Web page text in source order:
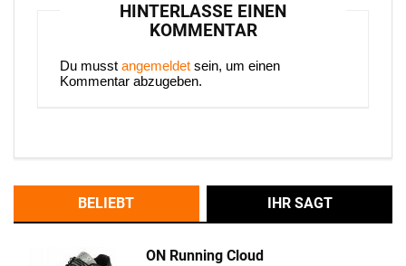
HINTERLASSE EINEN
KOMMENTAR
Du musst angemeldet sein, um einen
Kommentar abzugeben.
BELIEBT IHR SAGT
ON Running Cloud